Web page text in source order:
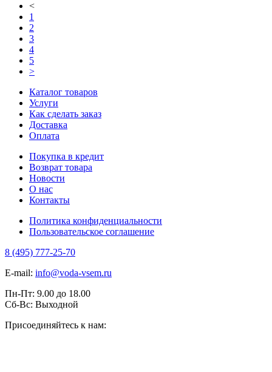
<
1
2
3
4
5
>
Каталог товаров
Услуги
Как сделать заказ
Доставка
Оплата
Покупка в кредит
Возврат товара
Новости
О нас
Контакты
Политика конфиденциальности
Пользовательское соглашение
8 (495) 777-25-70
E-mail: info@voda-vsem.ru
Пн-Пт: 9.00 до 18.00
Сб-Вс: Выходной
Присоединяйтесь к нам: